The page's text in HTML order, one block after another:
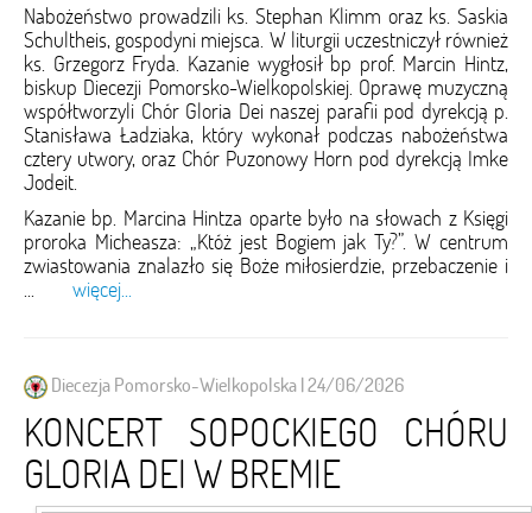
Nabożeństwo prowadzili ks. Stephan Klimm oraz ks. Saskia
Schultheis, gospodyni miejsca. W liturgii uczestniczył również
ks. Grzegorz Fryda. Kazanie wygłosił bp prof. Marcin Hintz,
biskup Diecezji Pomorsko-Wielkopolskiej. Oprawę muzyczną
współtworzyli Chór Gloria Dei naszej parafii pod dyrekcją p.
Stanisława Ładziaka, który wykonał podczas nabożeństwa
cztery utwory, oraz Chór Puzonowy Horn pod dyrekcją Imke
Jodeit.
Kazanie bp. Marcina Hintza oparte było na słowach z Księgi
proroka Micheasza: „Któż jest Bogiem jak Ty?”. W centrum
zwiastowania znalazło się Boże miłosierdzie, przebaczenie i
... więcej...
Diecezja Pomorsko-Wielkopolska | 24/06/2026
KONCERT SOPOCKIEGO CHÓRU
GLORIA DEI W BREMIE